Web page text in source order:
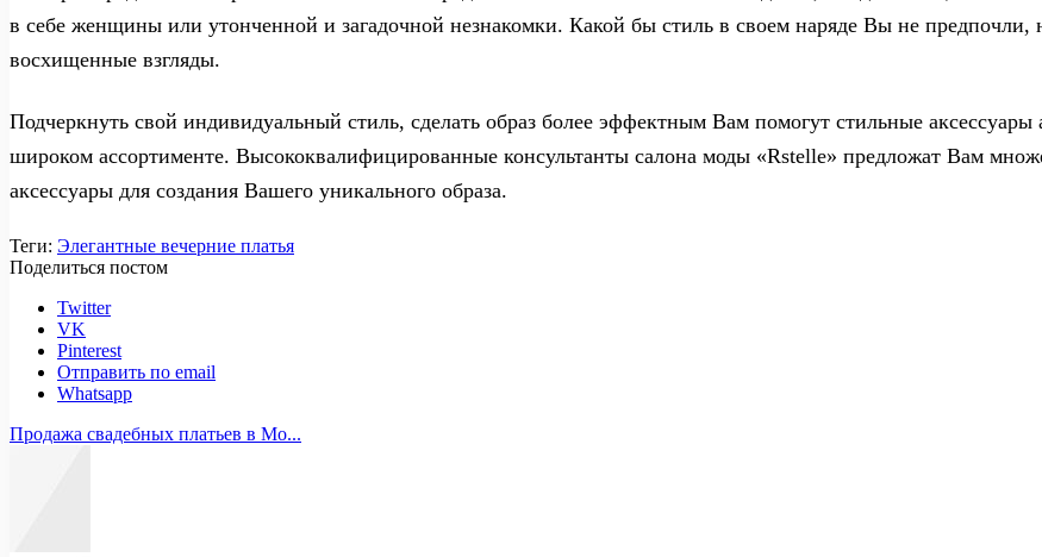
в себе женщины или утонченной и загадочной незнакомки. Какой бы стиль в своем наряде Вы не предпочли,
восхищенные взгляды.
Подчеркнуть свой индивидуальный стиль, сделать образ более эффектным Вам помогут стильные
широком ассортименте. Высококвалифицированные консультанты салона моды «Rstelle» предложат Вам
аксессуары для создания Вашего уникального образа.
Теги: Элегантные вечерние платья
Поделиться постом
Twitter
VK
Pinterest
Отправить по email
Whatsapp
Продажа свадебных платьев в Мо...